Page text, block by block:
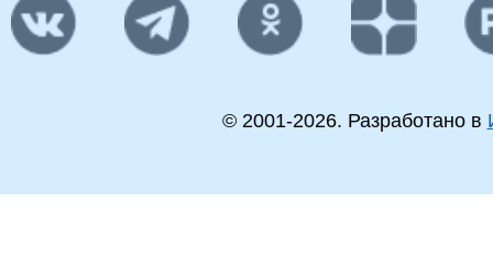
© 2001-2026. Разработано в